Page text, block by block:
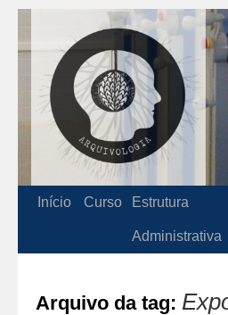
Início Curso Estrutura
Administrativa
Arquivo da tag: